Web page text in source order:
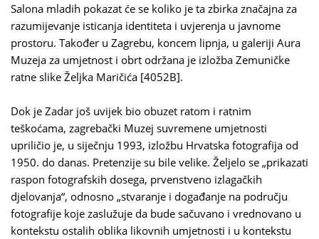
Salona mladih pokazat će se koliko je ta zbirka značajna za
razumijevanje isticanja identiteta i uvjerenja u javnome
prostoru. Također u Zagrebu, koncem lipnja, u galeriji Aura
Muzeja za umjetnost i obrt održana je izložba Zemuničke
ratne slike Željka Maričića [4052B].
Dok je Zadar još uvijek bio obuzet ratom i ratnim
teškoćama, zagrebački Muzej suvremene umjetnosti
upriličio je, u siječnju 1993, izložbu Hrvatska fotografija od
1950. do danas. Pretenzije su bile velike. Željelo se „prikazati
raspon fotografskih dosega, prvenstveno izlagačkih
djelovanja“, odnosno „stvaranje i događanje na području
fotografije koje zaslužuje da bude sačuvano i vrednovano u
kontekstu ostalih oblika likovnih umjetnosti i u kontekstu